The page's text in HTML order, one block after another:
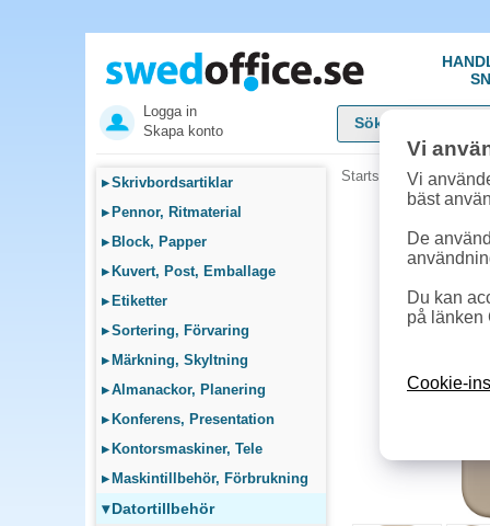
Logga in
Skapa konto
▸Skrivbordsartiklar
▸ Pennor, Ritmaterial
▸ Block, Papper
▸ Kuvert, Post, Emballage
▸ Etiketter
▸Sortering, Förvaring
▸ Märkning, Skyltning
▸Almanackor, Planering
▸ Konferens, Presentation
▸ Kontorsmaskiner, Tele
▸ Maskintillbehör, Förbrukning
▾Datortillbehör
Startsida »
Vi
Vi
bäst
De
Du kan
på länken
Cookie-